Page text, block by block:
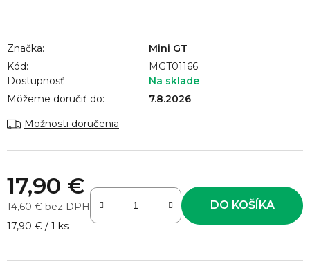
Dostupnosť
Na sklade
Môžeme doručiť do:
7.8.2026
Možnosti doručenia
Značka:
Mini GT
Kód:
MGT01166
17,90 €
14,60 € bez DPH
Jednotková cena:
17,90 € / 1 ks
DO KOŠÍKA